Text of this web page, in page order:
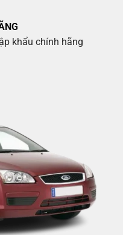
khẩu chính hãng